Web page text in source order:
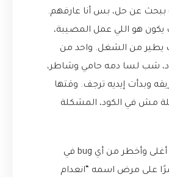
ببحث عن حل، بس أنا عارفهم.
يكون هو اللي عمل المصيبة،
يطير من الشغل. واحد من
شب لسا دمه حامي وشاطر،
وبدأت إيديه ترجف. وقتها
مش في الكود، المشكلة
هذا الصمت كان أغلى وأخطر من أي bug في
على مرض اسمه “انعدام